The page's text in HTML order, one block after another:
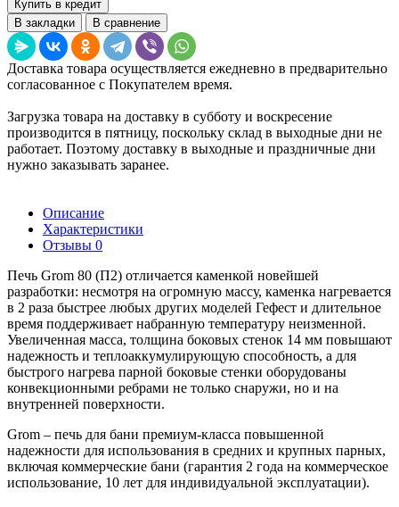
Купить в кредит
В закладки
В сравнение
Доставка товара осуществляется ежедневно в предварительно
согласованное с Покупателем время.
Загрузка товара на доставку в субботу и воскресение
производится в пятницу, поскольку склад в выходные дни не
работает. Поэтому доставку в выходные и праздничные дни
нужно заказывать заранее.
Описание
Характеристики
Отзывы 0
Печь Grom 80 (П2) отличается каменкой новейшей
разработки: несмотря на огромную массу, каменка нагревается
в 2 раза быстрее любых других моделей Гефест и длительное
время поддерживает набранную температуру неизменной.
Увеличенная масса, толщина боковых стенок 14 мм повышают
надежность и теплоаккумулирующую способность, а для
быстрого нагрева парной боковые стенки оборудованы
конвекционными ребрами не только снаружи, но и на
внутренней поверхности.
Grom – печь для бани премиум-класса повышенной
надежности для использования в средних и крупных парных,
включая коммерческие бани (гарантия 2 года на коммерческое
использование, 10 лет для индивидуальной эксплуатации).